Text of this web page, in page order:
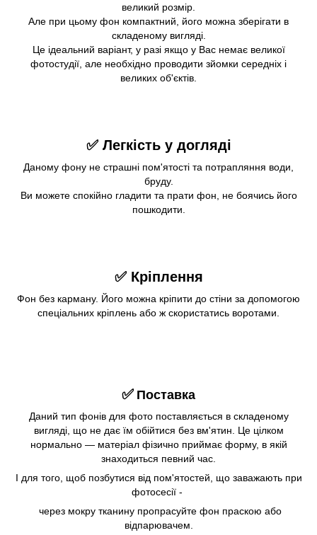
великий розмір.
Але при цьому фон компактний, його можна зберігати в
складеному вигляді.
Це ідеальний варіант, у разі якщо у Вас немає великої
фотостудії, але необхідно проводити зйомки середніх і
великих об'єктів.
✅ Легкість у догляді
Даному фону не страшні пом'ятості та потрапляння води,
бруду.
Ви можете спокійно гладити та прати фон, не боячись його
пошкодити.
✅ Кріплення
Фон без карману. Його можна кріпити до стіни за допомогою
спеціальних кріплень або ж скористатись воротами.
✅ Поставка
Даний тип фонів для фото поставляється в складеному
вигляді, що не дає їм обійтися без вм'ятин. Це цілком
нормально — матеріал фізично приймає форму, в якій
знаходиться певний час.
І для того, щоб позбутися від пом'ятостей, що заважають при
фотосесії -
через мокру тканину пропрасуйте фон праскою або
відпарювачем.